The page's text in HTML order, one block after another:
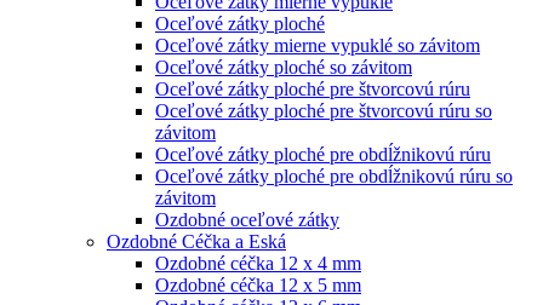
Oceľové zátky ploché
Oceľové zátky mierne vypuklé so závitom
Oceľové zátky ploché so závitom
Oceľové zátky ploché pre štvorcovú rúru
Oceľové zátky ploché pre štvorcovú rúru so
závitom
Oceľové zátky ploché pre obdĺžnikovú rúru
Oceľové zátky ploché pre obdĺžnikovú rúru so
závitom
Ozdobné oceľové zátky
Ozdobné Céčka a Eská
Ozdobné céčka 12 x 4 mm
Ozdobné céčka 12 x 5 mm